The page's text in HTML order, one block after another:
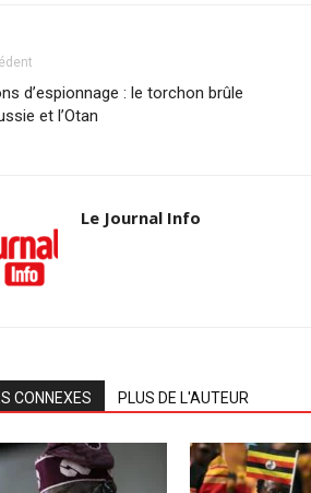
d’espionnage : le torchon brûle
et l’Otan
Le Journal Info
CONNEXES PLUS DE L'AUTEUR